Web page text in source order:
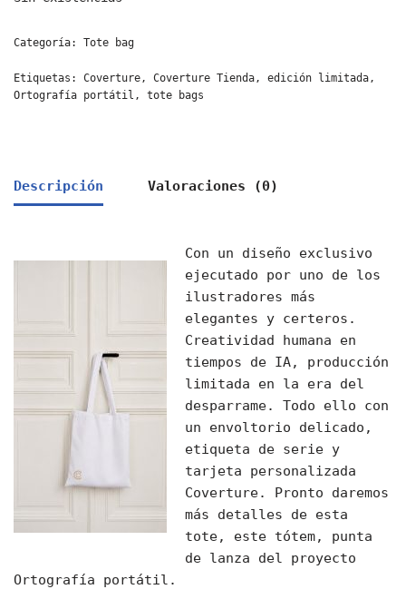
Categoría: Tote bag
Etiquetas: Coverture, Coverture Tienda, edición limitada,
Ortografía portátil , tote bags
Descripción Valoraciones (0)
Con un diseño exclusivo
ejecutado por uno de los
ilustradores más
elegantes y certeros.
Creatividad humana en
tiempos de IA, producción
limitada en la era del
desparrame. Todo ello con
un envoltorio delicado,
etiqueta de serie y
tarjeta personalizada
Coverture. Pronto daremos
más detalles de esta
tote, este tótem, punta
de lanza del proyecto
Ortografía portátil.